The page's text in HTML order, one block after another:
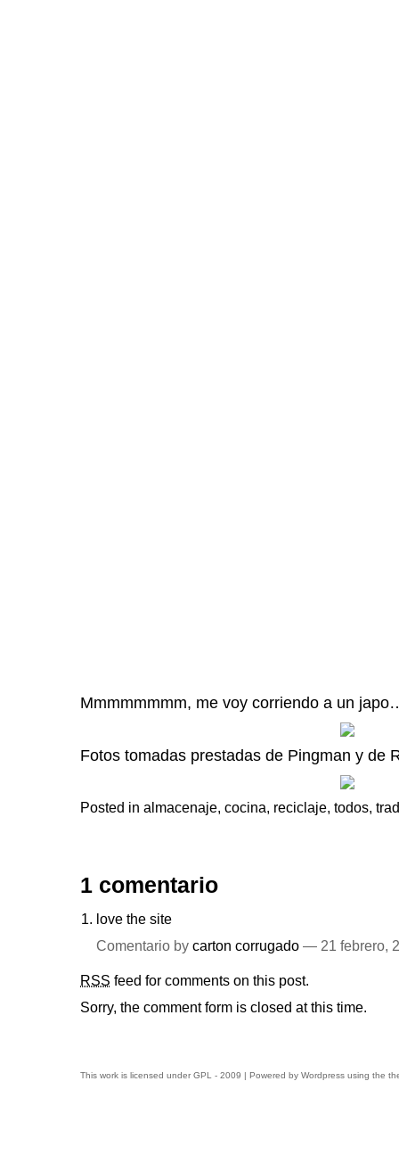
Mmmmmmmm, me voy corriendo a un
Fotos tomadas prestadas de Pingman y de
Posted in almacenaje, cocina, reciclaje, todos,
1 comentario
love the site
Comentario by carton corrugado — 21 febrero,
RSS feed for comments on this post.
Sorry, the comment form is closed at this time.
This work is licensed under GPL - 2009 | Powered by Wordpress using the